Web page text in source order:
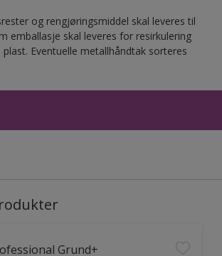
og rengjøringsmiddel skal leveres til
emballasje skal leveres for resirkulering
Eventuelle metallhåndtak sorteres
Grund+